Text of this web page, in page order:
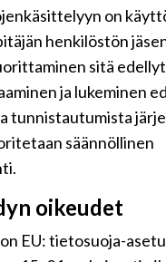
on
henkilöstön
sitä
ja lukeminen
tunnistautumista
säännöllinen
oikeudet
EU: tietosuoja-